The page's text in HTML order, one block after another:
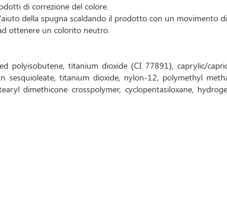
di correzione del colore.
della spugna scaldando il prodotto con un movimento
ottenere un colorito neutro.
polyisobutene, titanium dioxide (CI 77891), caprylic/
sesquioleate, titanium dioxide, nylon-12, polymethyl
dimethicone crosspolymer, cyclopentasiloxane,